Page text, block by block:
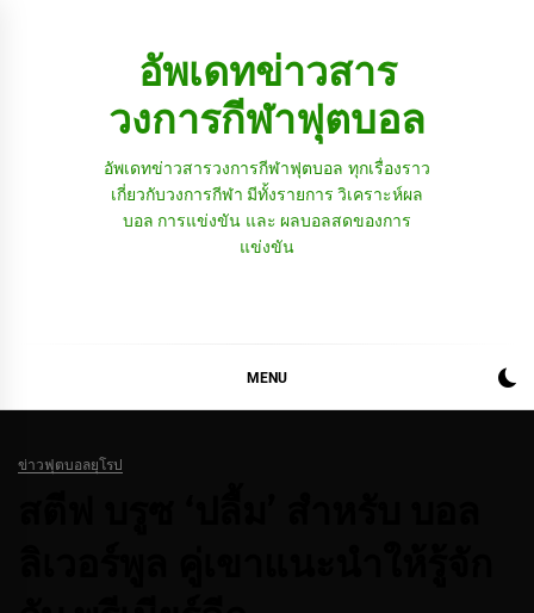
อัพเดทข่าวสาร
วงการกีฬาฟุตบอล
อัพเดทข่าวสารวงการกีฬาฟุตบอล ทุกเรื่องราว
เกี่ยวกับวงการกีฬา มีทั้งรายการ วิเคราะห์ผล
บอล การแข่งขัน และ ผลบอลสดของการ
แข่งขัน
MENU
ข่าวฟุตบอลยุโรป